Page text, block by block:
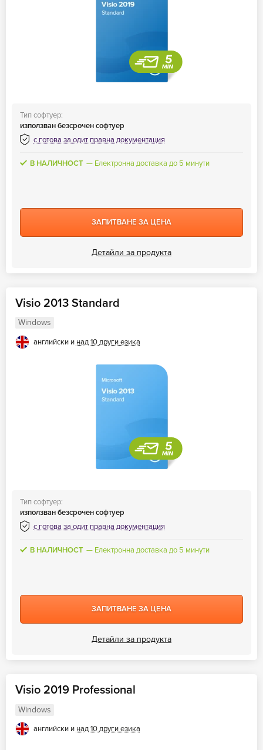
Тип софтуер:
използван безсрочен софтуер
с готова за одит правна документация
В НАЛИЧНОСТ Електронна доставка до 5 минути
ЗАПИТВАНЕ ЗА ЦЕНА
Детайли за продукта
Visio 2013 Standard
Windows
английски и над 10 други езика
Тип софтуер:
използван безсрочен софтуер
с готова за одит правна документация
В НАЛИЧНОСТ Електронна доставка до 5 минути
ЗАПИТВАНЕ ЗА ЦЕНА
Детайли за продукта
Visio 2019 Professional
Windows
английски инад 10 други езика